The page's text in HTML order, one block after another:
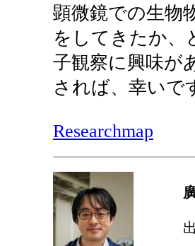
顕微鏡での生物
をしてきたか、
子観察に興味が
されば、幸いで
Researchmap